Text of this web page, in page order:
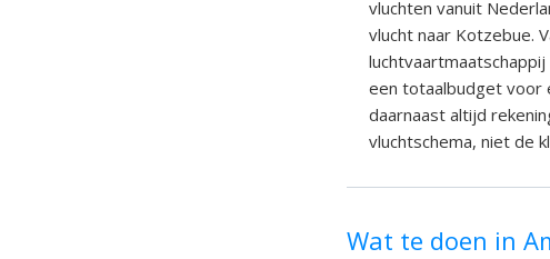
vluchten vanuit
vlucht naar Kotzebue.
luchtvaartmaatschappij
een totaalbudget voor
daarnaast altijd
vluchtschema, niet de
Wat te doen in